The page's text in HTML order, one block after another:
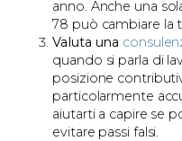
anno. Anche una
78 può cambiare la
Valuta una
quando si parla di
posizione
particolarmente
aiutarti a capire se
evitare passi falsi.